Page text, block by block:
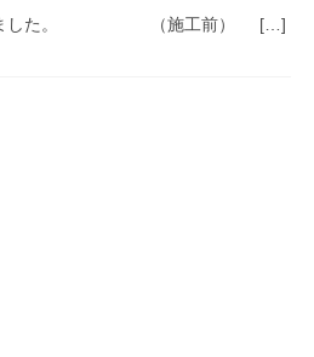
だきました。 （施工前） […]